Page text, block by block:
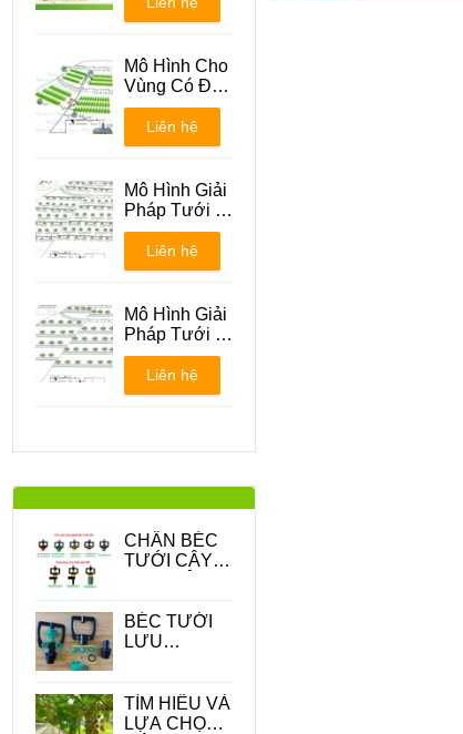
Mô Hình Cho
Vùng Có Địa
Hình Đồi Núi
Liên hệ
Mô Hình Giải
Pháp Tưới -
Phương án 1
Liên hệ
Mô Hình Giải
Pháp Tưới -
Phương án 2
Liên hệ
CHÂN BÉC
TƯỚI CÂY -
TRONG
TRONG HỆ
BÉC TƯỚI
LƯU
TÌM HIỂU VÀ
LỰA CHỌN